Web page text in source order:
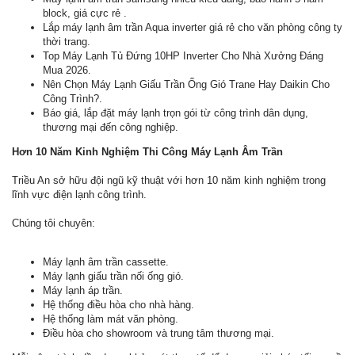
block, giá cực rẻ .
Lắp máy lạnh âm trần Aqua inverter giá rẻ cho văn phòng công ty
thời trang.
Top Máy Lạnh Tủ Đứng 10HP Inverter Cho Nhà Xưởng Đáng
Mua 2026.
Nên Chọn Máy Lạnh Giấu Trần Ống Gió Trane Hay Daikin Cho
Công Trình?.
Báo giá, lắp đặt máy lạnh trọn gói từ công trình dân dụng,
thương mại đến công nghiệp.
Hơn 10 Năm Kinh Nghiệm Thi Công Máy Lạnh Âm Trần
Triều An sở hữu đội ngũ kỹ thuật với hơn 10 năm kinh nghiệm trong
lĩnh vực điện lạnh công trình.
Chúng tôi chuyên:
Máy lạnh âm trần cassette.
Máy lạnh giấu trần nối ống gió.
Máy lạnh áp trần.
Hệ thống điều hòa cho nhà hàng.
Hệ thống làm mát văn phòng.
Điều hòa cho showroom và trung tâm thương mại.